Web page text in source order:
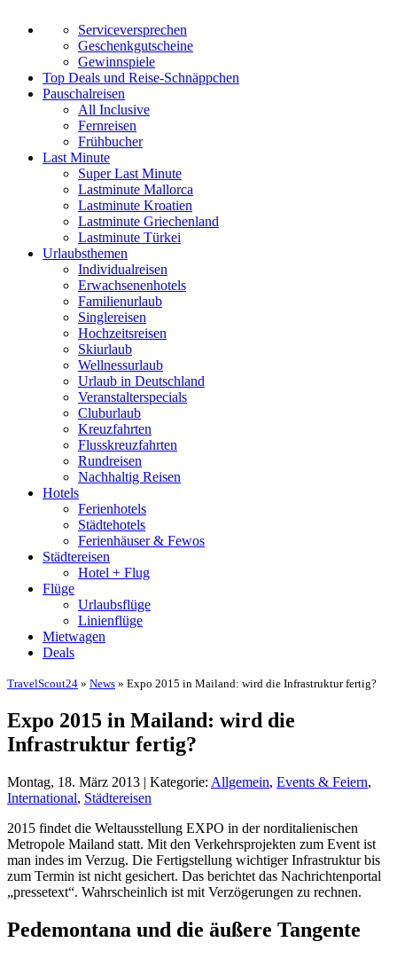
Serviceversprechen
Geschenkgutscheine
Gewinnspiele
Top Deals und Reise-Schnäppchen
Pauschalreisen
All Inclusive
Fernreisen
Frühbucher
Last Minute
Super Last Minute
Lastminute Mallorca
Lastminute Kroatien
Lastminute Griechenland
Lastminute Türkei
Urlaubsthemen
Individualreisen
Erwachsenenhotels
Familienurlaub
Singlereisen
Hochzeitsreisen
Skiurlaub
Wellnessurlaub
Urlaub in Deutschland
Veranstalterspecials
Cluburlaub
Kreuzfahrten
Flusskreuzfahrten
Rundreisen
Nachhaltig Reisen
Hotels
Ferienhotels
Städtehotels
Ferienhäuser & Fewos
Städtereisen
Hotel + Flug
Flüge
Urlaubsflüge
Linienflüge
Mietwagen
Deals
TravelScout24 » News » Expo 2015 in Mailand: wird die Infrastruktur fertig?
Expo 2015 in Mailand: wird die
Infrastruktur fertig?
Montag, 18. März 2013 | Kategorie: Allgemein, Events & Feiern,
International, Städtereisen
2015 findet die Weltausstellung EXPO in der norditalienischen
Metropole Mailand statt. Mit den Verkehrsprojekten zum Event ist
man indes im Verzug. Die Fertigstellung wichtiger Infrastruktur bis
zum Termin ist nicht gesichert. Das berichtet das Nachrichtenportal
„pressetext“. Wahrscheinlich ist mit Verzögerungen zu rechnen.
Pedemontana und die äußere Tangente